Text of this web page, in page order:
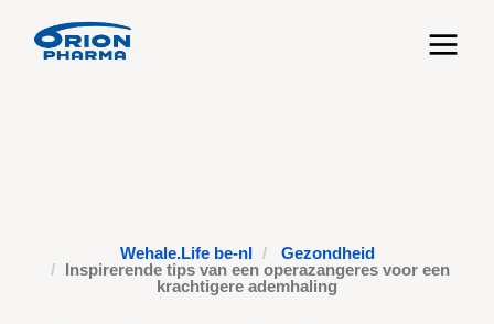
Toggle
Wehale.Life be-nl
Gezondheid
Inspirerende tips van een operazangeres voor een
krachtigere ademhaling